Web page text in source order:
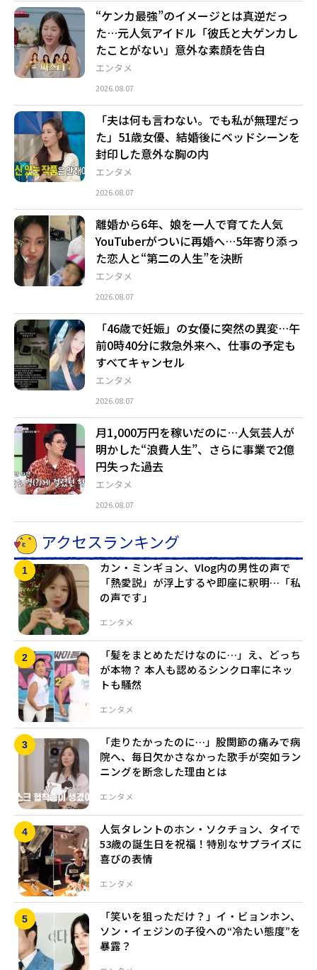
エンタメ
“ケンカ最強”のイメージとは真逆だっ
た…元人気アイドル「彼氏と大ゲンカし
たことがない」意外な素顔を告白
2026.08.07
エンタメ
「夫は何も言わない。でも私が無理だっ
た」51歳女優、結婚後にベッドシーンを
封印した意外な胸の内
2026.08.07
エンタメ
離婚から6年、娘を一人で育てた人気
YouTuberがついに再婚へ…5年寄り添っ
た恋人と“第二の人生”を決断
2026.08.07
エンタメ
「46歳で妊娠」の女優に突然の異変…午
前0時40分に救急外来へ、仕事の予定も
すべてキャンセル
2026.08.07
エンタメ
月1,000万円を稼いだのに…人気芸人が
明かした“浪費人生”、さらに事業で2億
円失った過去
2026.08.07
アクセスランキング
エンタメ
カン・ミンギョン、Vlog内の男性の声で
「熱愛説」が浮上するや即座に釈明…「私
の声です」
エンタメ
「髪をまとめただけなのに…」え、どっち
が本物？ 本人も認めるシンクロ率にネッ
トも騒然
エンタメ
「走りたかったのに…」股関節の痛みで病
院へ、毎日欠かさなかった歌手が突如ラン
ニングを断念した理由とは
エンタメ
人気タレントのホン・ソクチョン、タイで
53歳の誕生日を祝福！特別なサプライズに
喜びの表情
「笑いを狙っただけ？」イ・ビョンホン、
ソン・イェジンの子役への“冷たい態度”を
暴露？